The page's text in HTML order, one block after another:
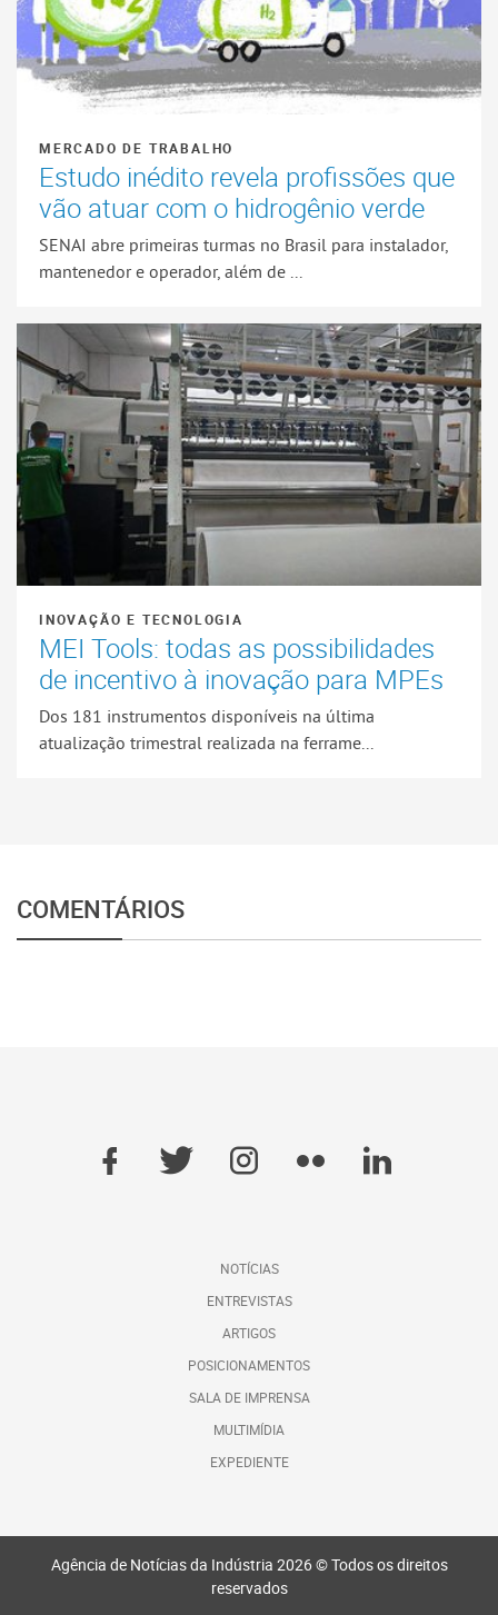
MERCADO DE TRABALHO
Estudo inédito revela profissões que
vão atuar com o hidrogênio verde
SENAI abre primeiras turmas no Brasil para instalador,
mantenedor e operador, além de ...
INOVAÇÃO E TECNOLOGIA
MEI Tools: todas as possibilidades
de incentivo à inovação para MPEs
Dos 181 instrumentos disponíveis na última
atualização trimestral realizada na ferrame...
COMENTÁRIOS
NOTÍCIAS
ENTREVISTAS
ARTIGOS
POSICIONAMENTOS
SALA DE IMPRENSA
MULTIMÍDIA
EXPEDIENTE
Agência de Notícias da Indústria 2026 © Todos os direitos
reservados